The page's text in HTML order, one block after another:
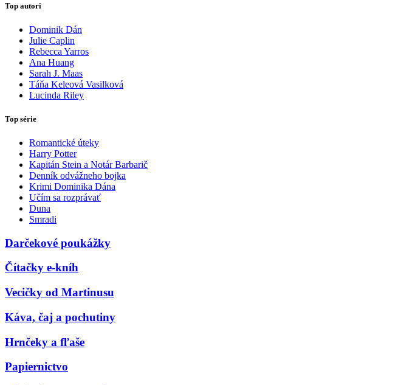
Top autori
Dominik Dán
Julie Caplin
Rebecca Yarros
Ana Huang
Sarah J. Maas
Táňa Keleová Vasilková
Lucinda Riley
Top série
Romantické úteky
Harry Potter
Kapitán Stein a Notár Barbarič
Denník odvážneho bojka
Krimi Dominika Dána
Učím sa rozprávať
Duna
Smradi
Darčekové poukážky
Čítačky e-kníh
Vecičky od Martinusu
Káva, čaj a pochutiny
Hrnčeky a fľaše
Papiernictvo